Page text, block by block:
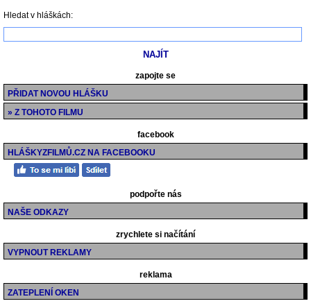
Hledat v hláškách:
zapojte se
PŘIDAT NOVOU HLÁŠKU
» Z TOHOTO FILMU
facebook
HLÁŠKYZFILMŮ.CZ NA FACEBOOKU
podpořte nás
NAŠE ODKAZY
zrychlete si načítání
VYPNOUT REKLAMY
reklama
ZATEPLENÍ OKEN